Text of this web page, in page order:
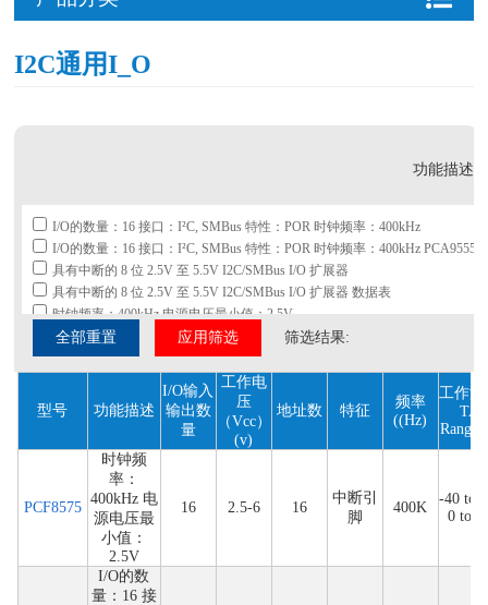
I2C通用I_O
功能描述
I/O的数量：16 接口：I²C, SMBus 特性：POR 时钟频率：400kHz
I/O的数量：16 接口：I²C, SMBus 特性：POR 时钟频率：400kHz
具有中断的 8 位 2.5V 至 5.5V I2C/SMBus I/O 扩展器
具有中断的 8 位 2.5V 至 5.5V I2C/SMBus I/O 扩展器 数据表
时钟频率：400kHz 电源电压最小值：2.5V
全部重置 应用筛选 筛选结果:
型号 功能描述
I/O输入
输出数
量
工作电
压
（Vcc）
(v)
地址数 特征
频率
((Hz)
工作温
TA
PCF8575
时钟频
率：
400kHz 电
源电压最
小值：
2.5V
16 2.5-6 16
中断引
脚
400K
-40 to
0 to
I/O的数
量：16 接